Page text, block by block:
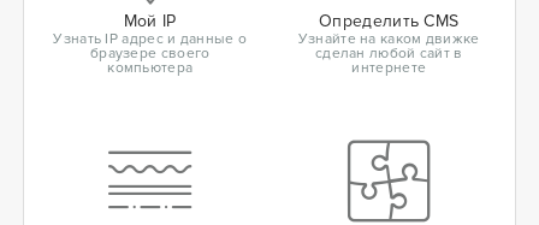
Мой IP
Узнать IP адрес и данные о
браузере своего
компьютера
Определить CMS
Узнайте на каком движке
сделан любой сайт в
интернете